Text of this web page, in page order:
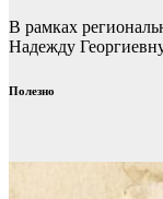
В рамках
Надежду
Полезно